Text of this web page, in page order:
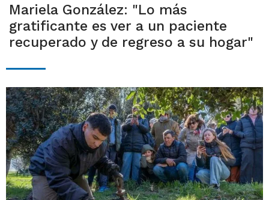
Mariela González: "Lo más
gratificante es ver a un paciente
recuperado y de regreso a su hogar"